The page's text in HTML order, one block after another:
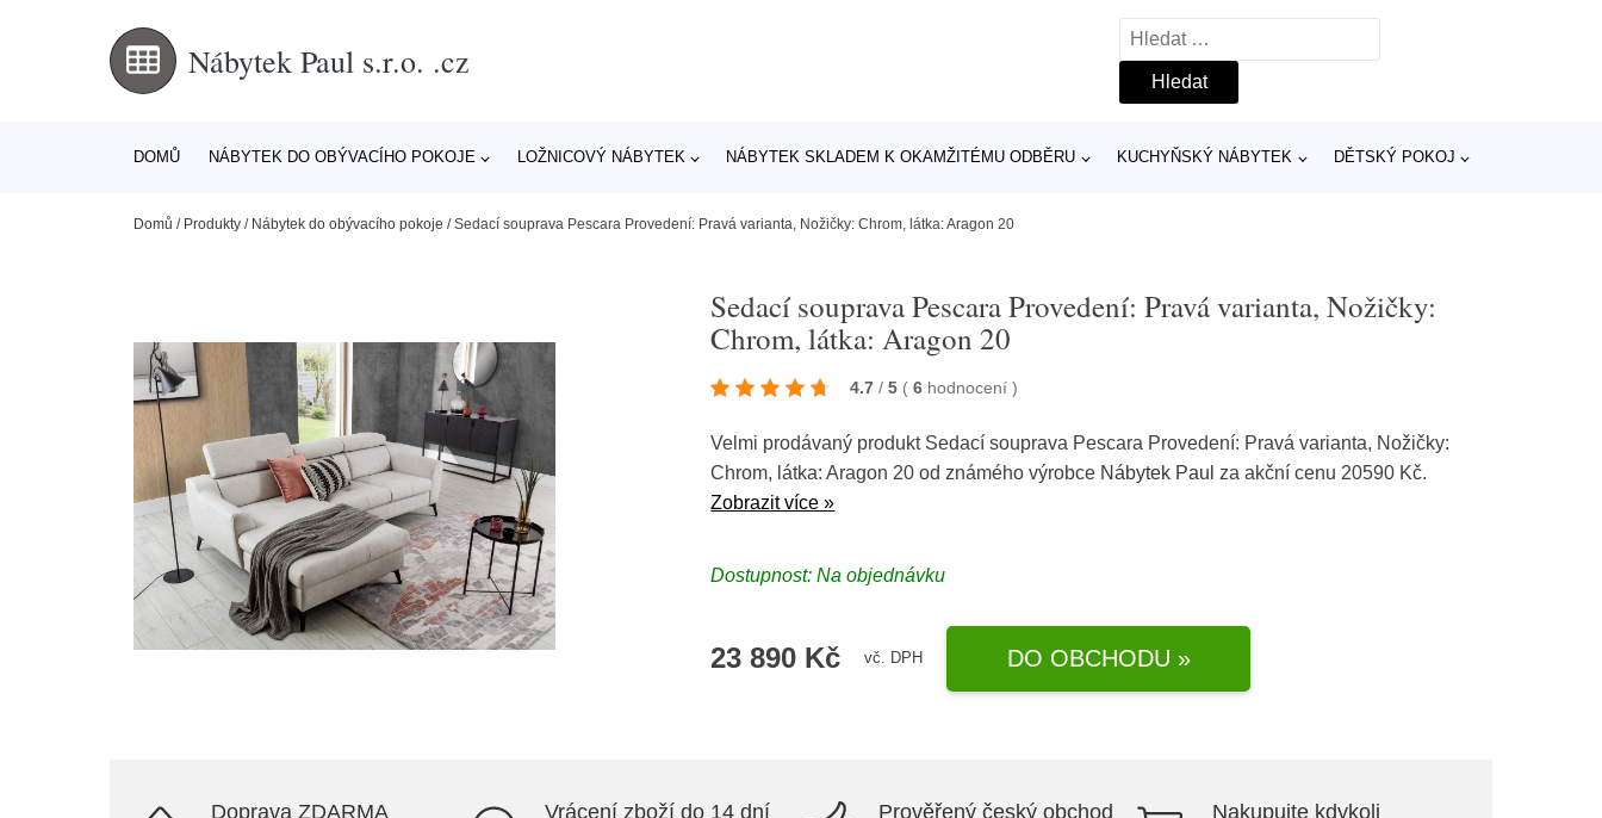
Nábytek Paul s.r.o. .cz
Vyhledávání
DOMŮ NÁBYTEK DO OBÝVACÍHO POKOJE LOŽNICOVÝ NÁBYTEK NÁBYTEK SKLADEM K OKAMŽITÉMU ODBĚRU KUCHYŇSKÝ NÁBYTEK DĚTSKÝ POKOJ
Domů / Produkty / Nábytek do obývacího pokoje /Sedací souprava Pescara Provedení: Pravá varianta, Nožičky: Chrom, látka: Aragon 20
Sedací souprava Pescara Provedení: Pravá varianta, Nožičky:
Chrom, látka: Aragon 20
4.7 / 5 ( 6 hodnocení)
Velmi prodávaný produkt Sedací souprava Pescara Provedení: Pravá varianta, Nožičky:
Chrom, látka: Aragon 20 od známého výrobce Nábytek Paul za akční cenu 20590 Kč.
Zobrazit více »
Dostupnost: Na objednávku
23 890 Kč vč. DPH DO OBCHODU »
Doprava ZDARMA Vrácení zboží do 14 dní Prověřený český obchod Nakupujte kdykoli